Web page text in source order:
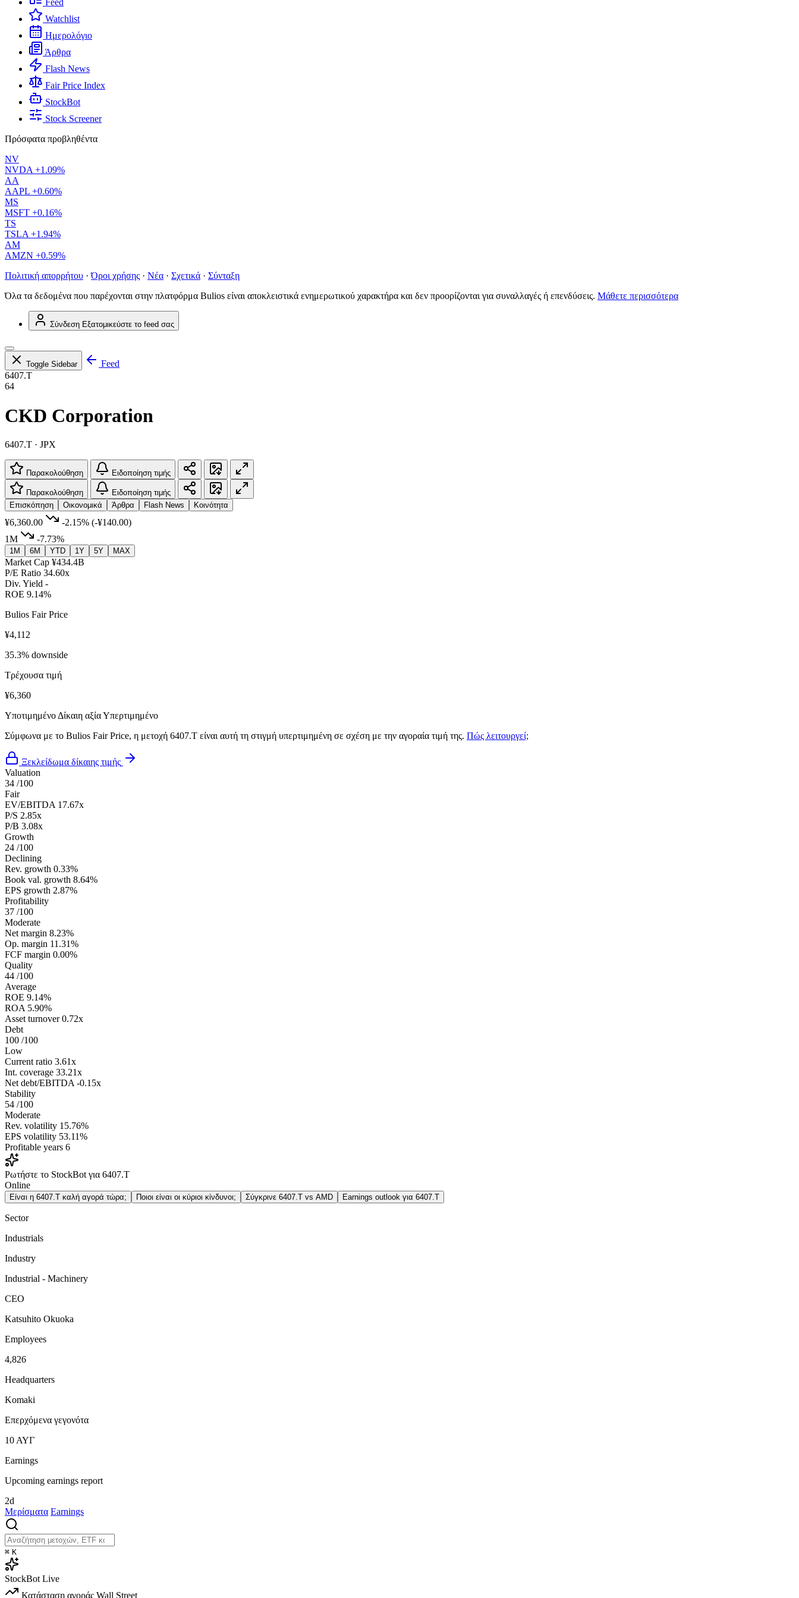
Feed
Watchlist
Ημερολόγιο
Άρθρα
Flash News
Fair Price Index
StockBot
Stock Screener
Πρόσφατα προβληθέντα
NV
NVDA +1.09%
AA
AAPL +0.60%
MS
MSFT +0.16%
TS
TSLA +1.94%
AM
AMZN +0.59%
Πολιτική απορρήτου · Όροι χρήσης · Νέα · Σχετικά · Σύνταξη
Όλα τα δεδομένα που παρέχονται στην πλατφόρμα Bulios είναι αποκλειστικά ενημερωτικού χαρακτήρα και δεν προορίζονται για συναλλαγές ή επενδύσεις. Μάθετε περισσότερα
Σύνδεση Εξατομικεύστε το feed σας
Toggle Sidebar
Feed
6407.T
64
CKD Corporation
6407.T · JPX
Παρακολούθηση Ειδοποίηση τιμής
Παρακολούθηση
Ειδοποίηση τιμής
Επισκόπηση
Οικονομικά Άρθρα Flash News Κοινότητα
¥6,360.00 -2.15% (-¥140.00)
1M
-7.73%
1M 6M YTD 1Y 5Y MAX
Market Cap ¥434.4B
P/E Ratio 34.60x
Div. Yield -
ROE 9.14%
Bulios Fair Price
¥4,112
35.3% downside
Τρέχουσα τιμή
¥6,360
Υποτιμημένο Δίκαιη αξίαΥπερτιμημένο
Σύμφωνα με το Bulios Fair Price, η μετοχή 6407.T είναι αυτή τη στιγμή υπερτιμημένη σε σχέση με την αγοραία τιμή της. Πώς λειτουργεί;
Ξεκλείδωμα δίκαιης τιμής
Valuation
34 /100
Fair
EV/EBITDA 17.67x
P/S 2.85x
P/B 3.08x
Growth
24 /100
Declining
Rev. growth 0.33%
Book val. growth 8.64%
EPS growth 2.87%
Profitability
37 /100
Moderate
Net margin 8.23%
Op. margin 11.31%
FCF margin 0.00%
Quality
44 /100
Average
ROE 9.14%
ROA 5.90%
Asset turnover 0.72x
Debt
100 /100
Low
Current ratio 3.61x
Int. coverage 33.21x
Net debt/EBITDA -0.15x
Stability
54 /100
Moderate
Rev. volatility 15.76%
EPS volatility 53.11%
Profitable years 6
Ρωτήστε το StockBot για 6407.T
Online
Είναι η 6407.T καλή αγορά τώρα; Ποιοι είναι οι κύριοι κίνδυνοι; Σύγκρινε 6407.T vs AMD Earnings outlook για 6407.T
Sector
Industrials
Industry
Industrial - Machinery
CEO
Katsuhito Okuoka
Employees
4,826
Headquarters
Komaki
Επερχόμενα γεγονότα
10 ΑΥΓ
Earnings
Upcoming earnings report
2d
Μερίσματα Earnings
⌘ K
StockBot Live
Κατάσταση αγοράς Wall Street